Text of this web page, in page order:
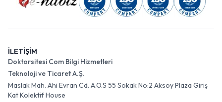
İLETİŞİM
Doktorsitesi Com Bilgi Hizmetleri
Teknoloji ve Ticaret A.Ş.
Maslak Mah. Ahi Evran Cd. A.O.S 55 Sokak No:2 Aksoy Plaza Giriş
Kat Kolektif House